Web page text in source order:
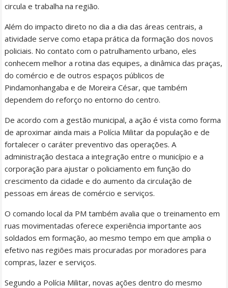
circula e trabalha na região.
Além do impacto direto no dia a dia das áreas centrais, a
atividade serve como etapa prática da formação dos novos
policiais. No contato com o patrulhamento urbano, eles
conhecem melhor a rotina das equipes, a dinâmica das praças,
do comércio e de outros espaços públicos de
Pindamonhangaba e de Moreira César, que também
dependem do reforço no entorno do centro.
De acordo com a gestão municipal, a ação é vista como forma
de aproximar ainda mais a Polícia Militar da população e de
fortalecer o caráter preventivo das operações. A
administração destaca a integração entre o município e a
corporação para ajustar o policiamento em função do
crescimento da cidade e do aumento da circulação de
pessoas em áreas de comércio e serviços.
O comando local da PM também avalia que o treinamento em
ruas movimentadas oferece experiência importante aos
soldados em formação, ao mesmo tempo em que amplia o
efetivo nas regiões mais procuradas por moradores para
compras, lazer e serviços.
Segundo a Polícia Militar, novas ações dentro do mesmo